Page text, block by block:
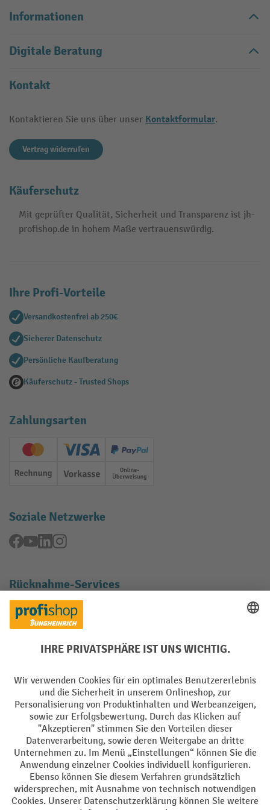
Informationen
Digitale Beratung
Kontakt
Kontaktieren Sie uns über unser Kontaktformular.
Vertrag widerrufen
Käuferschutz
Mit geprüfter Qualität, Sicherheit und Transparenz ist jh-
profishop.de in hohem Maße vertrauenswürdig.
Ihre Profi-Vorteile
Versandkostenfrei ab 250€
Sicherer Datenschutz
Persönliche Kaufberatung
Käuferschutz - Trusted Shops
Zahlungsarten
Creditcard (Master)Creditcard (Visa)
PayPal
Rechnung Vorkasse Online-Überweisung
Soziale Netzwerke
Facebook
YouTubeLinkedInInstagram
Rücknahme-Services
Elektrogeräte Rückname
Batterie Rückname
Impressum Datenschutz
Barrierefreiheit Grounding Page Privacy Settings
Alle Preise exkl. gesetzl. Mehrwertsteuer zzgl.Versandkostenund ggf.
Nachnahmegebühren, wenn nicht anders angegeben.